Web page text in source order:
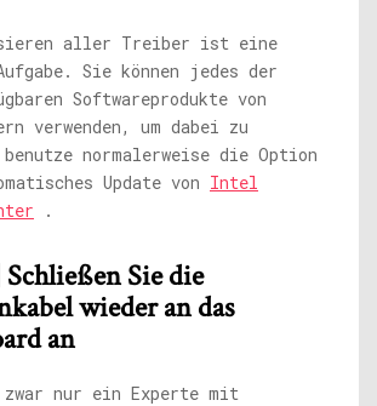
aller Treiber ist eine
Sie können jedes der
Softwareprodukte von
verwenden, um dabei zu
normalerweise die Option
Update von Intel
.
Sie die
wieder an das
an
nur ein Experte mit